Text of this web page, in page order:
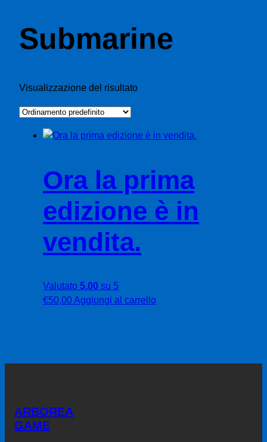
Submarine
Visualizzazione del risultato
Ora la prima
edizione è in
vendita.
Valutato 5.00 su 5
€50,00Aggiungi al carrello
ARBOREA
GAME